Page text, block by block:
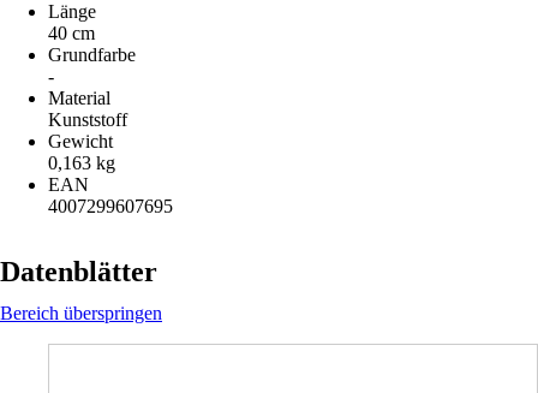
Länge
40 cm
Grundfarbe
-
Material
Kunststoff
Gewicht
0,163 kg
EAN
4007299607695
Datenblätter
Bereich überspringen